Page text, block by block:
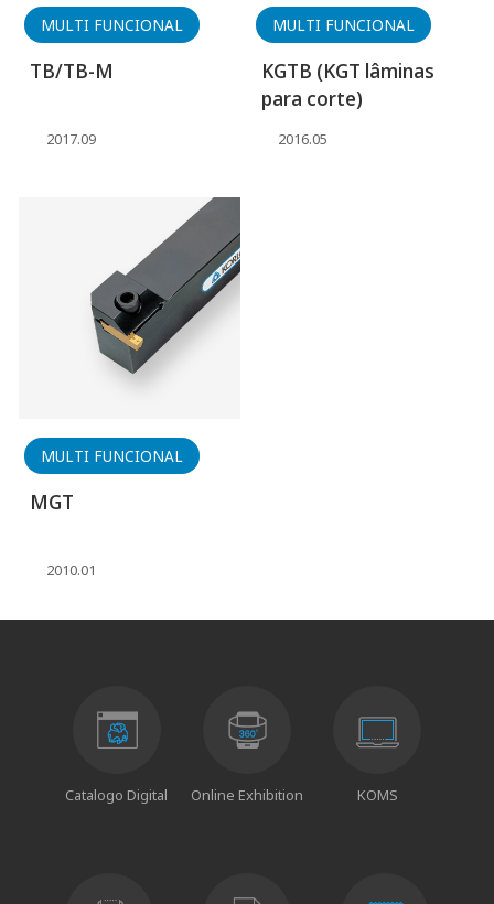
MULTI FUNCIONAL
TB/TB-M
2017.09
MULTI FUNCIONAL
KGTB (KGT lâminas
para corte)
2016.05
MULTI FUNCIONAL
MGT
2010.01
Catalogo Digital Online Exhibition KOMS